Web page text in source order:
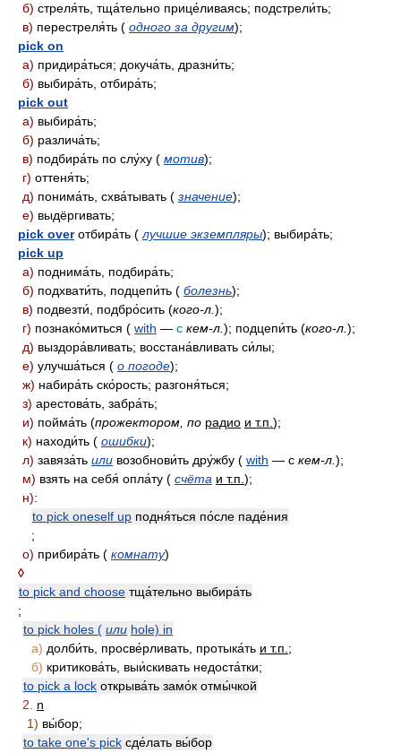
б) стреля́ть, тща́тельно прице́ливаясь; подстрели́ть;
в) перестреля́ть ( одного за другим);
pick on
а) придира́ться; докуча́ть, дразни́ть;
б) выбира́ть, отбира́ть;
pick out
а) выбира́ть;
б) различа́ть;
в) подбира́ть по слу́ху ( мотив);
г) оттеня́ть;
д) понима́ть, схва́тывать ( значение);
е) выдёргивать;
pick overотбира́ть ( лучшие экземпляры); выбира́ть;
pick up
а) поднима́ть, подбира́ть;
б) подхвати́ть, подцепи́ть ( болезнь);
в) подвезти́, подбро́сить (кого-л. );
г) познако́миться ( with — c кем-л. ); подцепи́ть (кого-л. );
д) выздора́вливать; восстана́вливать си́лы;
е) улучша́ться ( о погоде);
ж) набира́ть ско́рость; разгоня́ться;
з) арестова́ть, забра́ть;
и) пойма́ть (прожектором, по радио и т.п. );
к) находи́ть ( ошибки);
л) завяза́ть или возобнови́ть дру́жбу ( with — с кем-л. );
м) взять на себя́ опла́ту ( счёта и т.п. );
н):
to pick oneself up подня́ться по́сле паде́ния
;
о) прибира́ть ( комнату)
◊
to pick and choose тща́тельно выбира́ть
;
to pick holes ( или hole) in
а) долби́ть, просве́рливать, протыка́ть и т.п. ;
б) критикова́ть, выи́скивать недоста́тки;
to pick a lock открыва́ть замо́к отмы́чкой
2.
n
1) вы́бор;
to take one's pick сде́лать вы́бор